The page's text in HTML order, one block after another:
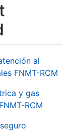
al
FNMT-RCM
y gas
RCM